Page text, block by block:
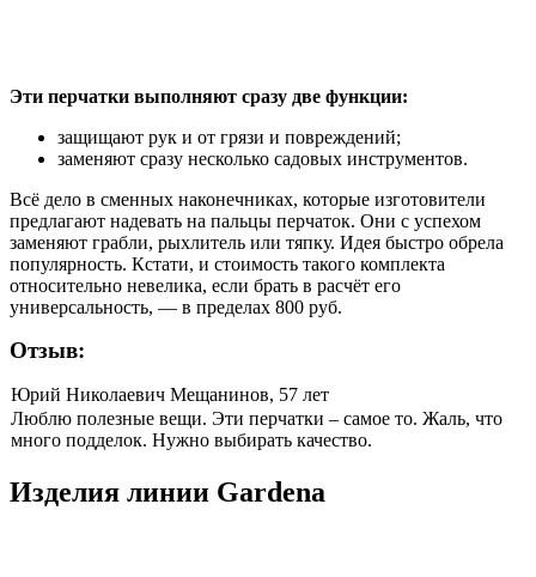
Эти перчатки выполняют сразу две функции:
защищают рук и от грязи и повреждений;
заменяют сразу несколько садовых инструментов.
Всё дело в сменных наконечниках, которые изготовители
предлагают надевать на пальцы перчаток. Они с успехом
заменяют грабли, рыхлитель или тяпку. Идея быстро обрела
популярность. Кстати, и стоимость такого комплекта
относительно невелика, если брать в расчёт его
универсальность, — в пределах 800 руб.
Отзыв:
Юрий Николаевич Мещанинов, 57 лет
Люблю полезные вещи. Эти перчатки – самое то. Жаль, что
много подделок. Нужно выбирать качество.
Изделия линии Gardena